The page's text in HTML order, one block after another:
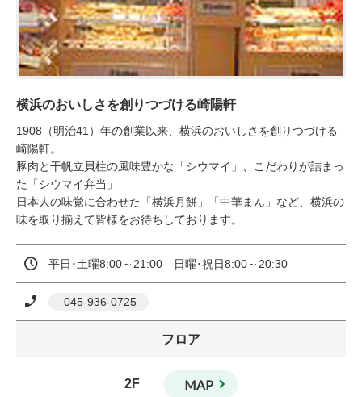
横浜のおいしさを創りつづける崎陽軒
1908（明治41）年の創業以来、横浜のおいしさを創りつづける
崎陽軒。
豚肉と干帆立貝柱の風味豊かな「シウマイ」、こだわりが詰まっ
た「シウマイ弁当」
日本人の味覚に合わせた「横浜月餅」「中華まん」など、横浜の
味を取り揃えて皆様をお待ちしております。
平日･土曜8:00～21:00　日曜･祝日8:00～20:30
045-936-0725
フロア
2F MAP